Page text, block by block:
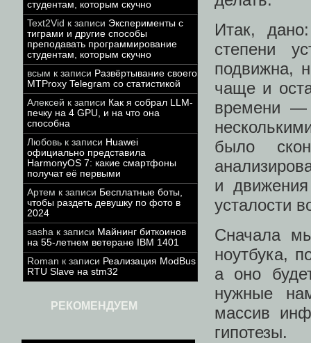
студентам, которым скучно
Text2Vid к записи Эксперименты с
тиграми и другие способы
преподавать программирование
студентам, которым скучно
всым к записи Развёртывание своего
MTProxy Telegram со статистикой
Алексей к записи Как я собрал LLM-
печку на 4 GPU, и на что она
способна
Любовь к записи Huawei
официально представила
HarmonyOS 7: какие смартфоны
получат её первыми
Артем к записи Бесплатные боты,
чтобы раздеть девушку по фото в
2024
sasha к записи Майнинг биткоинов
на 55-летнем ветеране IBM 1401
Roman к записи Реализация ModBus
RTU Slave на stm32
РЕКОМЕНДУЕМ
Итак,
степени
подвижна,
чаще и
времени —
было
и
усталости
Сначала
ноутбука,
а оно
нужные
массив
гипотезы.